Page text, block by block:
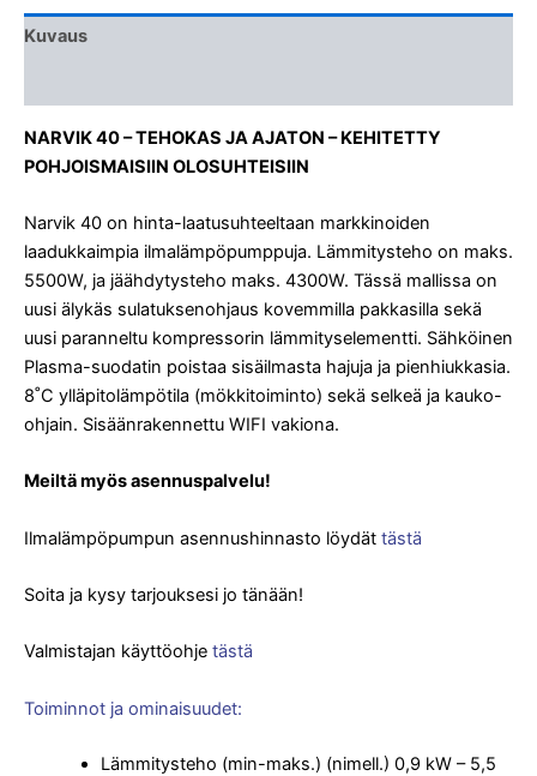
Kuvaus
NARVIK 40 – TEHOKAS JA AJATON – KEHITETTY
POHJOISMAISIIN OLOSUHTEISIIN
Narvik 40 on hinta-laatusuhteeltaan markkinoiden
laadukkaimpia ilmalämpöpumppuja. Lämmitysteho on maks.
5500W, ja jäähdytysteho maks. 4300W. Tässä mallissa on
uusi älykäs sulatuksenohjaus kovemmilla pakkasilla sekä
uusi paranneltu kompressorin lämmityselementti. Sähköinen
Plasma-suodatin poistaa sisäilmasta hajuja ja pienhiukkasia.
8˚C ylläpitolämpötila (mökkitoiminto) sekä selkeä ja kauko-
ohjain. Sisäänrakennettu WIFI vakiona.
Meiltä myös asennuspalvelu!
Ilmalämpöpumpun asennushinnasto löydät tästä
Soita ja kysy tarjouksesi jo tänään!
Valmistajan käyttöohje tästä
Toiminnot ja ominaisuudet:
Lämmitysteho (min-maks.) (nimell.) 0,9 kW – 5,5